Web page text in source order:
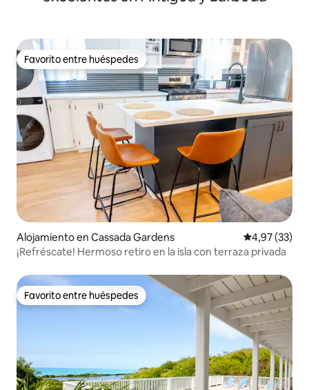
Favorito entre huéspedes
Favorito entre huéspedes
Alojamiento en Cassada Gardens Calificación
4,97 (33)
¡Refréscate! Hermoso retiro en la isla con terraza privada
Favorito entre huéspedes
Favorito entre huéspedes